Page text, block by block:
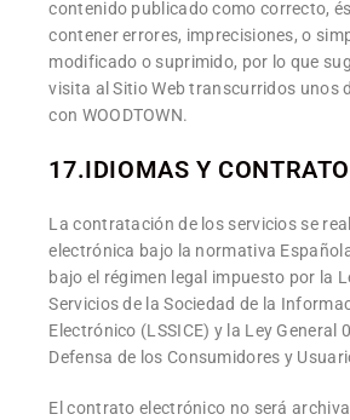
contenido publicado como correcto,
contener errores, imprecisiones, o
modificado o suprimido, por lo que
visita al Sitio Web transcurridos unos
con WOODTOWN.
17.IDIOMAS Y
La contratación de los servicios se
electrónica bajo la normativa
bajo el régimen legal impuesto por la
Servicios de la Sociedad de la
Electrónico (LSSICE) y la Ley General
Defensa de los Consumidores y
El contrato electrónico no será